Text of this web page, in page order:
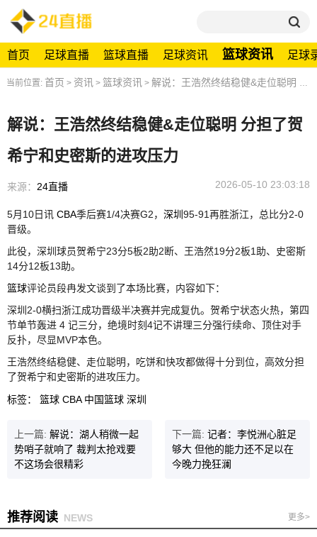
首页 足球直播 篮球直播 足球资讯 篮球资讯 足球
当前位置: 首页 > 资讯 > 篮球资讯 > 解说：王浩然终结稳健&走位聪明 分担了贺希宁和史密斯的进攻压力
解说：王浩然终结稳健&走位聪明 分担了贺
希宁和史密斯的进攻压力
来源： 24直播 2026-05-10 23:03:18
5月10日讯 CBA季后赛1/4决赛G2， 深圳 95-91再胜浙江，总比分2-0
晋级。
此役，深圳球员贺希宁23分5板2助2断、王浩然19分2板1助、史密斯
14分12板13助。
篮球评论员段冉发文谈到了本场比赛，内容如下：
深圳2-0横扫浙江成功晋级半决赛并完成复仇。贺希宁状态火热，第四
节单节轰进 4 记三分，绝境时刻4记不讲理三分强行续命、顶住对手
反扑，尽显MVP本色。
王浩然终结稳健、走位聪明，吃饼和快攻都做得十分到位，高效分担
了贺希宁和史密斯的进攻压力。
标签：
篮球 CBA 中国篮球 深圳
上一篇: 解说：湖人稍微一起
势哨子就响了 裁判太抢戏要
不这场会很精彩
下一篇: 记者：李悦洲心脏足
够大 但他的能力还不足以在
今晚力挽狂澜
推荐阅读 NEWS 更多>